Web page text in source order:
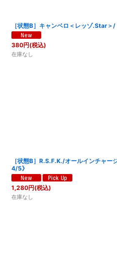
［状態B］キャンベロ＜レッゾ.Star
380円(税込)
在庫なし
［状態B］R.S.F.K./オールインチャー
4/5》
1,280円(税込)
在庫なし